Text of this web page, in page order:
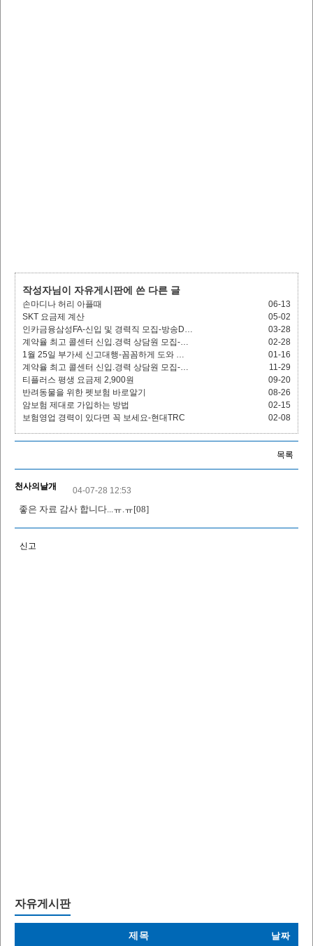
작성자님이 자유게시판에 쓴 다른 글
손마디나 허리 아플때
06-13
SKT 요금제 계산
05-02
인카금융삼성FA-신입 및 경력직 모집-방송D…
03-28
계약율 최고 콜센터 신입.경력 상담원 모집-…
02-28
1월 25일 부가세 신고대행-꼼꼼하게 도와 …
01-16
계약율 최고 콜센터 신입.경력 상담원 모집-…
11-29
티플러스 평생 요금제 2,900원
09-20
반려동물을 위한 펫보험 바로알기
08-26
암보험 제대로 가입하는 방법
02-15
보험영업 경력이 있다면 꼭 보세요-현대TRC
02-08
목록
천사의날개 04-07-28 12:53
좋은 자료 감사 합니다...ㅠ.ㅠ[08]
신고
자유게시판
제목 날짜